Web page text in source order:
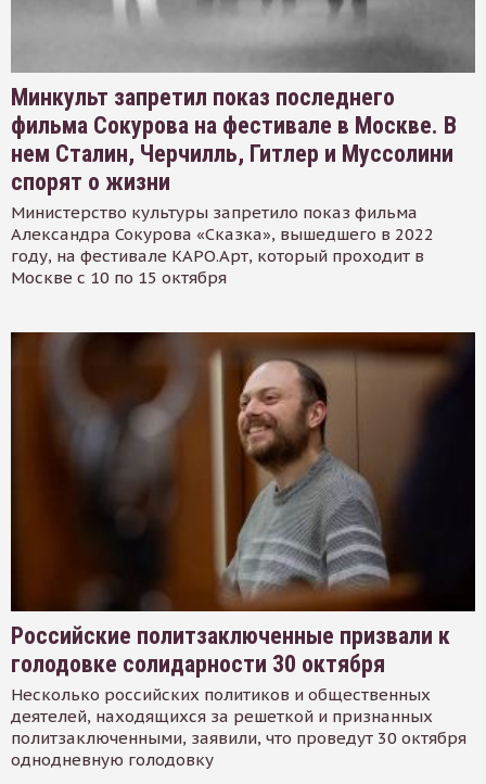
Минкульт запретил показ последнего
фильма Сокурова на фестивале в Москве. В
нем Сталин, Черчилль, Гитлер и Муссолини
спорят о жизни
Министерство культуры запретило показ фильма
Александра Сокурова «Сказка», вышедшего в 2022
году, на фестивале КАРО.Арт, который проходит в
Москве с 10 по 15 октября
Российские политзаключенные призвали к
голодовке солидарности 30 октября
Несколько российских политиков и общественных
деятелей, находящихся за решеткой и признанных
политзаключенными, заявили, что проведут 30 октября
однодневную голодовку